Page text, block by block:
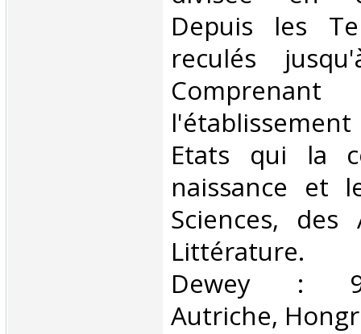
Depuis les
reculés
Etats qui la
naissance et
Sciences,
Littérature.
Dewey :
Autriche,